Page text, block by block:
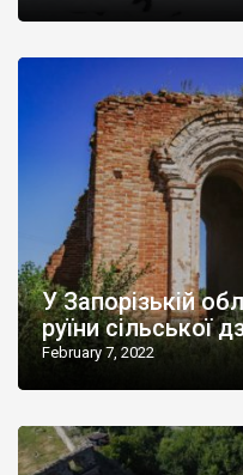
У Запорізькій
руїни сільської
February 7, 2022